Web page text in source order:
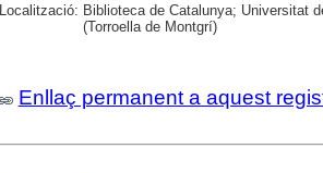
Localització: Biblioteca de Catalunya; Universitat
(Torroella de Montgrí)
Enllaç permanent a aquest